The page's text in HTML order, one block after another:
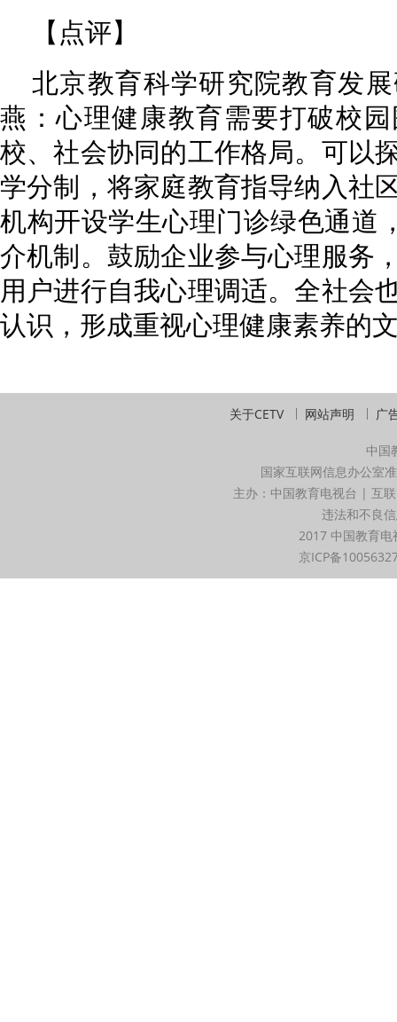
【点评】
北京教育科学研究院教育发
燕：心理健康教育需要打破校
校、社会协同的工作格局。可以
学分制，将家庭教育指导纳入社
机构开设学生心理门诊绿色通道
介机制。鼓励企业参与心理服务
用户进行自我心理调适。全社会
认识，形成重视心理健康素养的
关于CETV 网站声明 广
中国
国家互联网信息办公室
主办：中国教育电视台 | 互
违法和不良
2017 中国教育
京ICP备